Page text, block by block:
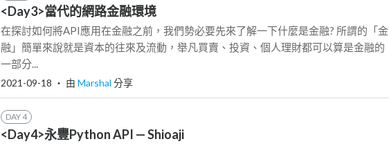
<Day3>當代的網路金融環境
在探討如何將API應用在金融之前，我們勢必要先來了解一下什麼是金融? 所謂的「金
融」簡單來說就是資本的往來及流動，舉凡買賣、投資、個人理財都可以算是金融的
一部分...
2021-09-18 ‧ 由 Marshal 分享
DAY 4
<Day4>永豐Python API — Shioaji